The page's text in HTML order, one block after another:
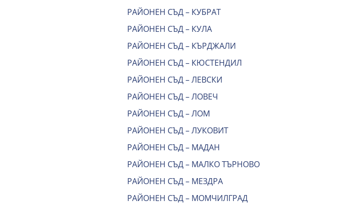
РАЙОНЕН СЪД – КУБРАТ
РАЙОНЕН СЪД – КУЛА
РАЙОНЕН СЪД – КЪРДЖАЛИ
РАЙОНЕН СЪД – КЮСТЕНДИЛ
РАЙОНЕН СЪД – ЛЕВСКИ
РАЙОНЕН СЪД – ЛОВЕЧ
РАЙОНЕН СЪД – ЛОМ
РАЙОНЕН СЪД – ЛУКОВИТ
РАЙОНЕН СЪД – МАДАН
РАЙОНЕН СЪД – МАЛКО ТЪРНОВО
РАЙОНЕН СЪД – МЕЗДРА
РАЙОНЕН СЪД – МОМЧИЛГРАД